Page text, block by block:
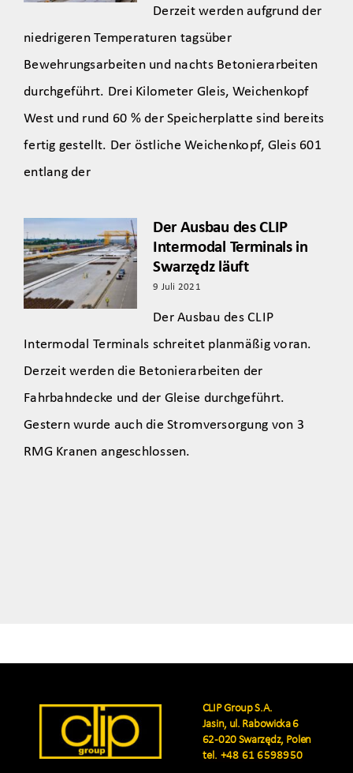
Derzeit werden aufgrund der
niedrigeren Temperaturen tagsüber
Bewehrungsarbeiten und nachts Betonierarbeiten
durchgeführt. Drei Kilometer Gleis, Weichenkopf
West und rund 60 % der Speicherplatte sind bereits
fertig gestellt. Der östliche Weichenkopf, Gleis 601
entlang der
Der Ausbau des CLIP
Intermodal Terminals in
Swarzędz läuft
9 Juli 2021
Der Ausbau des CLIP
Intermodal Terminals schreitet planmäßig voran.
Derzeit werden die Betonierarbeiten der
Fahrbahndecke und der Gleise durchgeführt.
Gestern wurde auch die Stromversorgung von 3
RMG Kranen angeschlossen.
CLIP Group S.A.
Jasin, ul. Rabowicka 6
62-020 Swarzędz, Polen
tel. +48 61 6598950